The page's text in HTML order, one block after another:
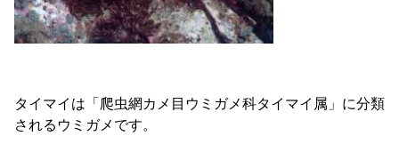
タイマイは「爬虫網カメ目ウミガメ科タイマイ属」に分類
されるウミガメです。